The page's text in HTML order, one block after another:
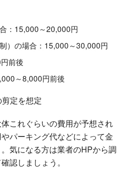
：15,000～20,000円
）の場合：15,000～30,000円
前後
～8,000円前後
定を想定
これぐらいの費用が予想され
パーキング代などによって金
気になる方は業者のHPから調
認しましょう。